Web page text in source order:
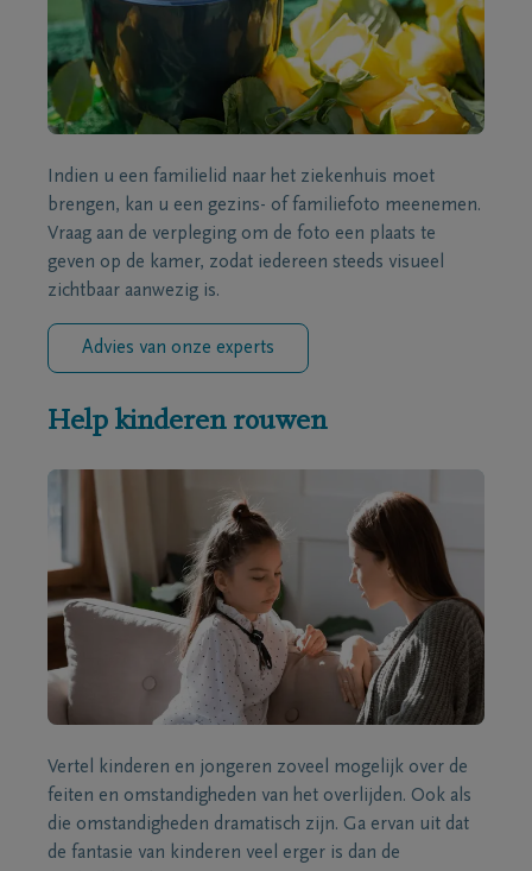
Indien u een familielid naar het ziekenhuis moet
brengen, kan u een gezins- of familiefoto meenemen.
Vraag aan de verpleging om de foto een plaats te
geven op de kamer, zodat iedereen steeds visueel
zichtbaar aanwezig is.
Advies van onze experts
Help kinderen rouwen
Vertel kinderen en jongeren zoveel mogelijk over de
feiten en omstandigheden van het overlijden. Ook als
die omstandigheden dramatisch zijn. Ga ervan uit dat
de fantasie van kinderen veel erger is dan de